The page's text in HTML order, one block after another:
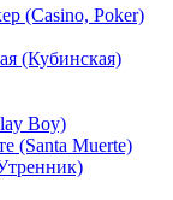
(Casino, Poker)
(Кубинская)
Boy)
(Santa Muerte)